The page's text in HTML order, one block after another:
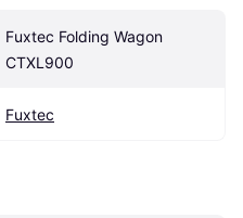
Fuxtec Folding Wagon
CTXL900
Fuxtec